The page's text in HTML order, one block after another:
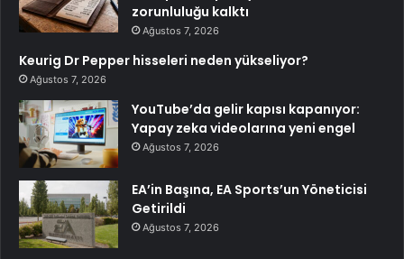
zorunluluğu kalktı
Ağustos 7, 2026
Keurig Dr Pepper hisseleri neden yükseliyor?
Ağustos 7, 2026
YouTube’da gelir kapısı kapanıyor:
Yapay zeka videolarına yeni engel
Ağustos 7, 2026
EA’in Başına, EA Sports’un Yöneticisi
Getirildi
Ağustos 7, 2026